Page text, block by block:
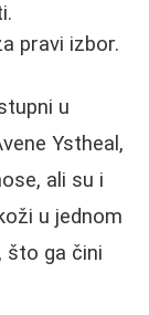
pravi izbor.
u
Ystheal,
ali su i
u jednom
što ga čini